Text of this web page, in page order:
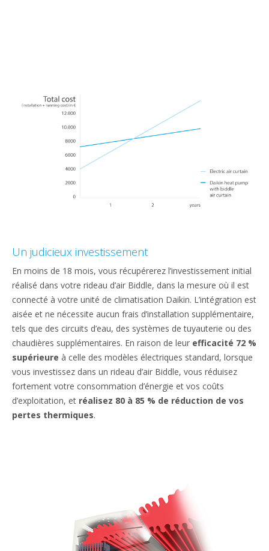
Un judicieux investissement
En moins de 18 mois, vous récupérerez l’investissement initial
réalisé dans votre rideau d’air Biddle, dans la mesure où il est
connecté à votre unité de climatisation Daikin. L’intégration est
aisée et ne nécessite aucun frais d’installation supplémentaire,
tels que des circuits d’eau, des systèmes de tuyauterie ou des
chaudières supplémentaires. En raison de leur efficacité 72 %
supérieure à celle des modèles électriques standard, lorsque
vous investissez dans un rideau d’air Biddle, vous réduisez
fortement votre consommation d’énergie et vos coûts
d’exploitation, et réalisez 80 à 85 % de réduction de vos
pertes thermiques.